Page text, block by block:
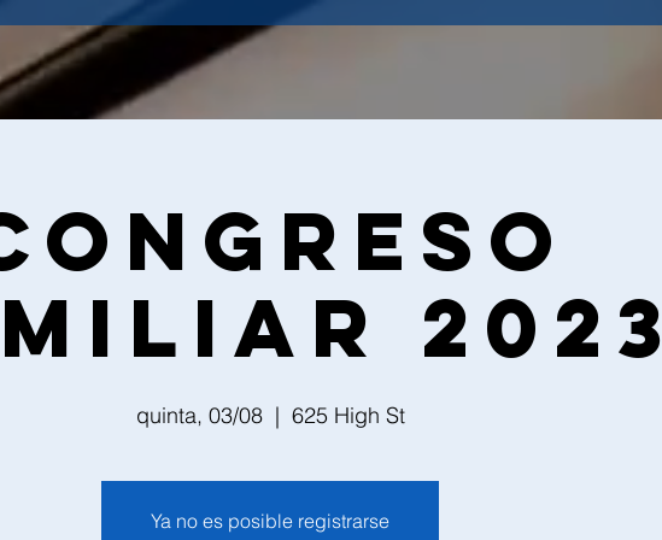
2023
quinta, 03/08
  |
625 High St
Ya no es posible registrarse